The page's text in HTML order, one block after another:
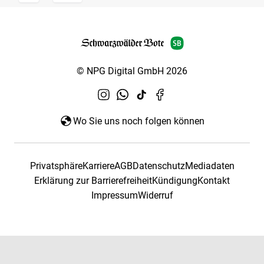
© NPG Digital GmbH 2026
Wo Sie uns noch folgen können
PrivatsphäreKarriereAGBDatenschutzMediadaten
Erklärung zur BarrierefreiheitKündigungKontakt
ImpressumWiderruf